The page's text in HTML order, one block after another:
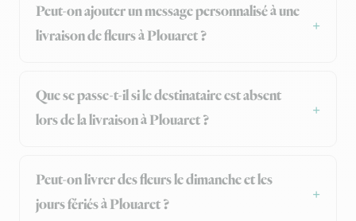
Peut-on ajouter un message personnalisé à une
livraison de fleurs à Plouaret ?
Que se passe-t-il si le destinataire est absent
lors de la livraison à Plouaret ?
Peut-on livrer des fleurs le dimanche et les
jours fériés à Plouaret ?